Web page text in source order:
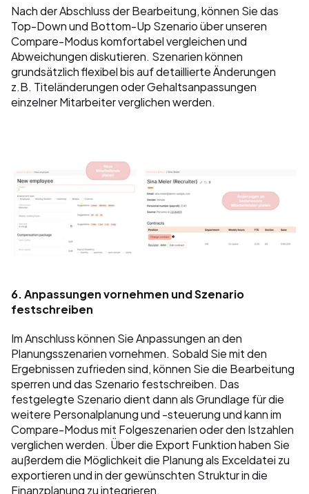
Nach der Abschluss der Bearbeitung, können Sie das
Top-Down und Bottom-Up Szenario über unseren
Compare-Modus komfortabel vergleichen und
Abweichungen diskutieren. Szenarien können
grundsätzlich flexibel bis auf detaillierte Änderungen
z.B. Titeländerungen oder Gehaltsanpassungen
einzelner Mitarbeiter verglichen werden.
6. Anpassungen vornehmen und Szenario
festschreiben
Im Anschluss können Sie Anpassungen an den
Planungsszenarien vornehmen. Sobald Sie mit den
Ergebnissen zufrieden sind, können Sie die Bearbeitung
sperren und das Szenario festschreiben. Das
festgelegte Szenario dient dann als Grundlage für die
weitere Personalplanung und -steuerung und kann im
Compare-Modus mit Folgeszenarien oder den Istzahlen
verglichen werden. Über die Export Funktion haben Sie
außerdem die Möglichkeit die Planung als Exceldatei zu
exportieren und in der gewünschten Struktur in die
Finanzplanung zu integrieren.